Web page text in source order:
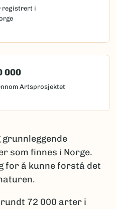
registrert i
000
Artsprosjektet
som finnes i Norge.
for å kunne forstå det
72 000 arter i